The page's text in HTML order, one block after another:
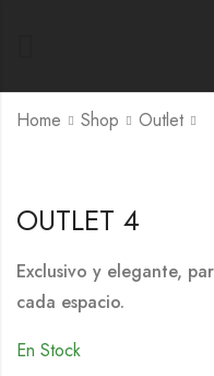
Home Shop Outlet
OUTLET 4
Exclusivo y elegante,
cada espacio.
En Stock